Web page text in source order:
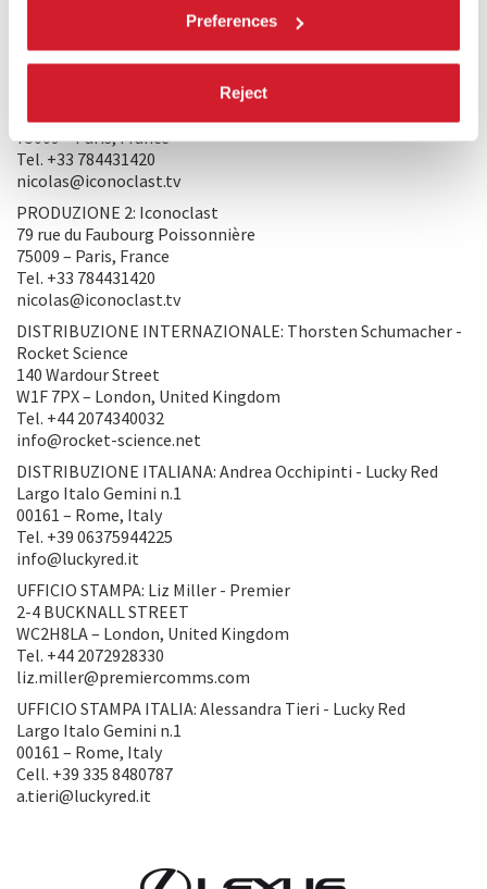
Preferences
Reject
PRODUZIONE/DISTRIBUZIONE
PRODUZIONE 1: Rahway Road Production
75009 – Paris, France
Tel. +33 784431420
nicolas@iconoclast.tv
PRODUZIONE 2: Iconoclast
79 rue du Faubourg Poissonnière
75009 – Paris, France
Tel. +33 784431420
nicolas@iconoclast.tv
DISTRIBUZIONE INTERNAZIONALE: Thorsten Schumacher -
Rocket Science
140 Wardour Street
W1F 7PX – London, United Kingdom
Tel. +44 2074340032
info@rocket-science.net
DISTRIBUZIONE ITALIANA: Andrea Occhipinti - Lucky Red
Largo Italo Gemini n.1
00161 – Rome, Italy
Tel. +39 06375944225
info@luckyred.it
UFFICIO STAMPA: Liz Miller - Premier
2-4 BUCKNALL STREET
WC2H8LA – London, United Kingdom
Tel. +44 2072928330
liz.miller@premiercomms.com
UFFICIO STAMPA ITALIA: Alessandra Tieri - Lucky Red
Largo Italo Gemini n.1
00161 – Rome, Italy
Cell. +39 335 8480787
a.tieri@luckyred.it